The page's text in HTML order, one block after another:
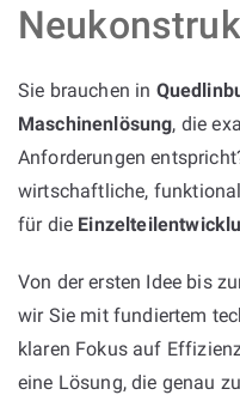
Sie brauchen in
Maschinenlösung, die
Anforderungen
wirtschaftliche,
für die
Von der ersten Idee bis
wir Sie mit fundiertem
klaren Fokus auf
eine Lösung, die genau